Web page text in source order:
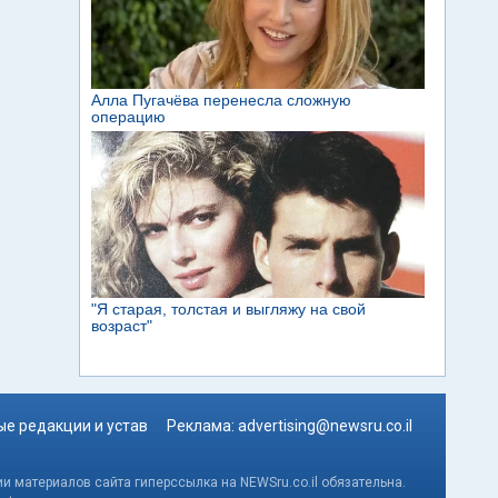
редакции и устав Реклама: advertising@newsru.co.il
сайта гиперссылка на NEWSru.co.il обязательна.